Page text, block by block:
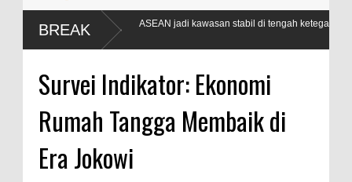
BREAK
Airlangga: ASEAN jadi kawasan stabil di tengah ketegangan
geopolitik
Survei Indikator: Ekonomi
Rumah Tangga Membaik di
Era Jokowi